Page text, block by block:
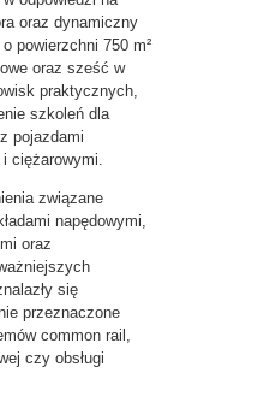
oraz dynamiczny
powierzchni 750 m²
oraz sześć w
praktycznych,
szkoleń dla
pojazdami
ciężarowymi.
związane
napędowymi,
oraz
się
przeznaczone
common rail,
czy obsługi